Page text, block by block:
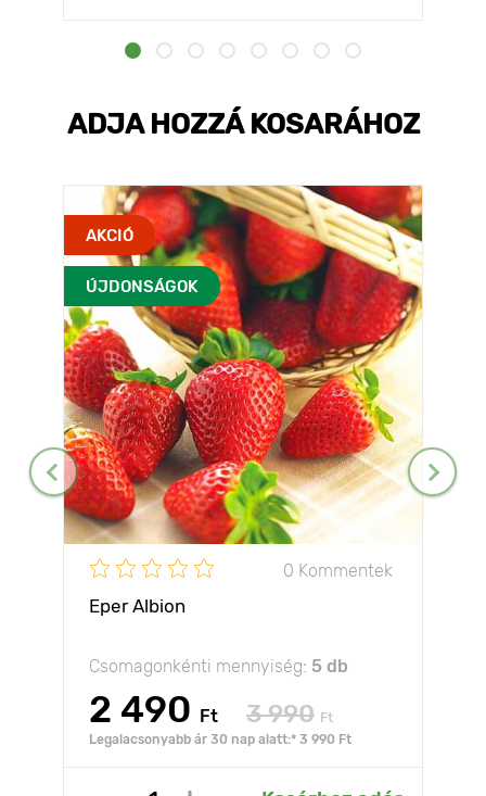
ADJA HOZZÁ KOSARÁHOZ
AKCIÓ
ÚJDONSÁGOK
0 Kommentek
Eper Albion
Csomagonkénti mennyiség: 5 db
2 490 Ft 3 990 Ft
Legalacsonyabb ár 30 nap alatt:* 3 990 Ft